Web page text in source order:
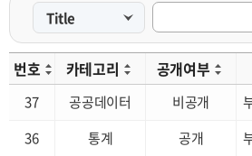
번호 카테고리 공개여부
37 공공데이터 비공개
36
통계 공개